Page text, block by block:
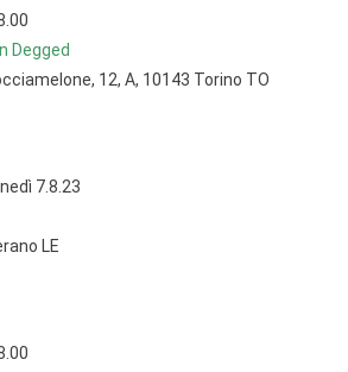
Degged
12, A, 10143 Torino TO
7.8.23
LE